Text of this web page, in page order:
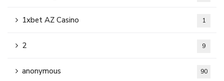
1xbet AZ Casino 1
2 9
anonymous 90